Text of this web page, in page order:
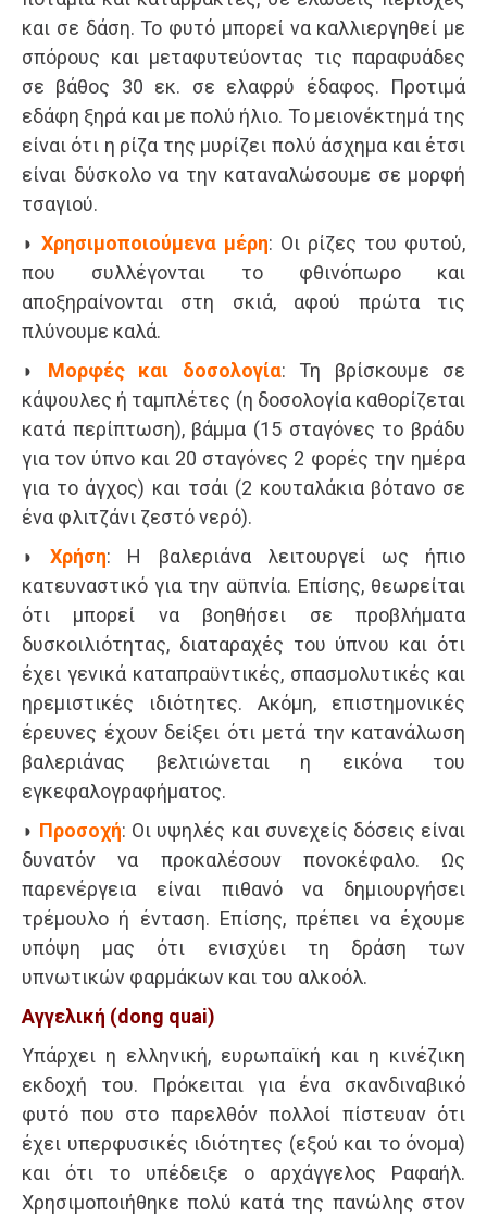
και σε δάση. Το φυτό μπορεί να καλλιεργηθεί με
σπόρους και μεταφυτεύοντας τις παραφυάδες
σε βάθος 30 εκ. σε ελαφρύ έδαφος. Προτιμά
εδάφη ξηρά και με πολύ ήλιο. Το μειονέκτημά της
είναι ότι η ρίζα της μυρίζει πολύ άσχημα και έτσι
είναι δύσκολο να την καταναλώσουμε σε μορφή
τσαγιού.
◗ Χρησιμοποιούμενα μέρη: Οι ρίζες του φυτού,
που συλλέγονται το φθινόπωρο και
αποξηραίνονται στη σκιά, αφού πρώτα τις
πλύνουμε καλά.
◗ Μορφές και δοσολογία: Τη βρίσκουμε σε
κάψουλες ή ταμπλέτες (η δοσολογία καθορίζεται
κατά περίπτωση), βάμμα (15 σταγόνες το βράδυ
για τον ύπνο και 20 σταγόνες 2 φορές την ημέρα
για το άγχος) και τσάι (2 κουταλάκια βότανο σε
ένα φλιτζάνι ζεστό νερό).
◗Χρήση: Η βαλεριάνα λειτουργεί ως ήπιο
κατευναστικό για την αϋπνία. Επίσης, θεωρείται
ότι μπορεί να βοηθήσει σε προβλήματα
δυσκοιλιότητας, διαταραχές του ύπνου και ότι
έχει γενικά καταπραϋντικές, σπασμολυτικές και
ηρεμιστικές ιδιότητες. Ακόμη, επιστημονικές
έρευνες έχουν δείξει ότι μετά την κατανάλωση
βαλεριάνας βελτιώνεται η εικόνα του
εγκεφαλογραφήματος.
◗ Προσοχή: Οι υψηλές και συνεχείς δόσεις είναι
δυνατόν να προκαλέσουν πονοκέφαλο. Ως
παρενέργεια είναι πιθανό να δημιουργήσει
τρέμουλο ή ένταση. Επίσης, πρέπει να έχουμε
υπόψη μας ότι ενισχύει τη δράση των
υπνωτικών φαρμάκων και του αλκοόλ.
Αγγελική (dong quai)
Υπάρχει η ελληνική, ευρωπαϊκή και η κινέζικη
εκδοχή του. Πρόκειται για ένα σκανδιναβικό
φυτό που στο παρελθόν πολλοί πίστευαν ότι
έχει υπερφυσικές ιδιότητες (εξού και το όνομα)
και ότι το υπέδειξε ο αρχάγγελος Ραφαήλ.
Χρησιμοποιήθηκε πολύ κατά της πανώλης στον